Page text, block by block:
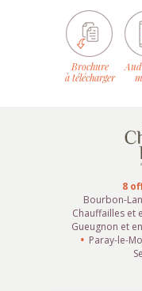
Brochure
à télécharger
8
Bourbon-
Chauffailles et
Gueugnon et
Paray-le-